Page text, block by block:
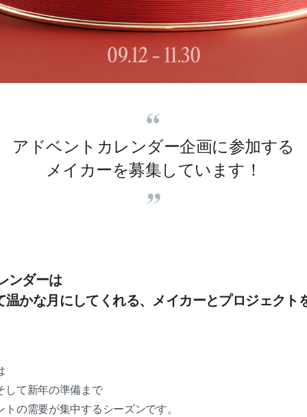
アドベントカレンダー企画に参加する
メイカーを募集しています！
ンダーは
温かな月にしてくれる、メイカーとプロジェクト
して新年の準備まで
の需要が集中するシーズンです。